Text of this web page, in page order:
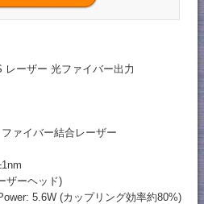
ーザー 光ファイバー出力
ァイバー結合レーザー
ザーヘッド)
5.6W (カップリング効率約80%)